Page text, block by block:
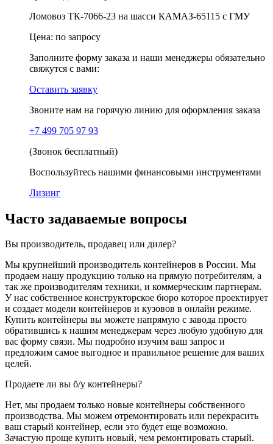
Ломовоз ТК-7066-23 на шасси КАМАЗ-65115 с ГМУ
Цена: по запросу
Заполните форму заказа и наши менеджеры обязательно
свяжутся с вами:
Оставить заявку
Звоните нам на горячую линию для оформления заказа
+7 499 705 97 93
(Звонок бесплатный)
Воспользуйтесь нашими финансовыми инструментами
Лизинг
Часто задаваемые вопросы
Вы производитель, продавец или дилер?
Мы крупнейший производитель контейнеров в России. Мы
продаем нашу продукцию только на прямую потребителям, а
так же производителям техники, и коммерческим партнерам.
У нас собственное конструкторское бюро которое проектирует
и создает модели контейнеров и кузовов в онлайн режиме.
Купить контейнеры вы можете напрямую с завода просто
обратившись к нашим менеджерам через любую удобную для
вас форму связи. Мы подробно изучим ваш запрос и
предложим самое выгодное и правильное решение для ваших
целей.
Продаете ли вы б/у контейнеры?
Нет, мы продаем только новые контейнеры собственного
производства. Мы можем отремонтировать или перекрасить
ваш старый контейнер, если это будет еще возможно.
Зачастую проще купить новый, чем ремонтировать старый.